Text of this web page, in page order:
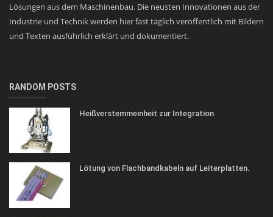
Lösungen aus dem Maschinenbau. Die neusten Innovationen aus der
Industrie und Technik werden hier fast täglich veröffentlich mit Bildern
und Texten ausführlich erklärt und dokumentiert.
RANDOM POSTS
Heißverstemmeinheit zur Integration
Lötung von Flachbandkabeln auf Leiterplatten.